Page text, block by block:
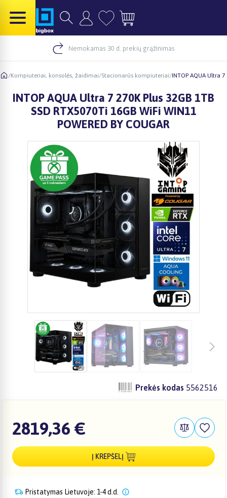
Nemokamas 30 d. prekių grąžinimas
/Kompiuteriai, konsolės, žaidimai/Stacionarūs kompiuteriai/INTOP AQUA Ultra 7
INTOP AQUA Ultra 7 270K Plus 32GB 1TB
SSD RTX5070Ti 16GB WiFi WIN11
POWERED BY COUGAR
Prekės kodas 5562516
2819,36 €
Į KREPŠELĮ
Pristatymas Lietuvoje: 1-4 d.d.